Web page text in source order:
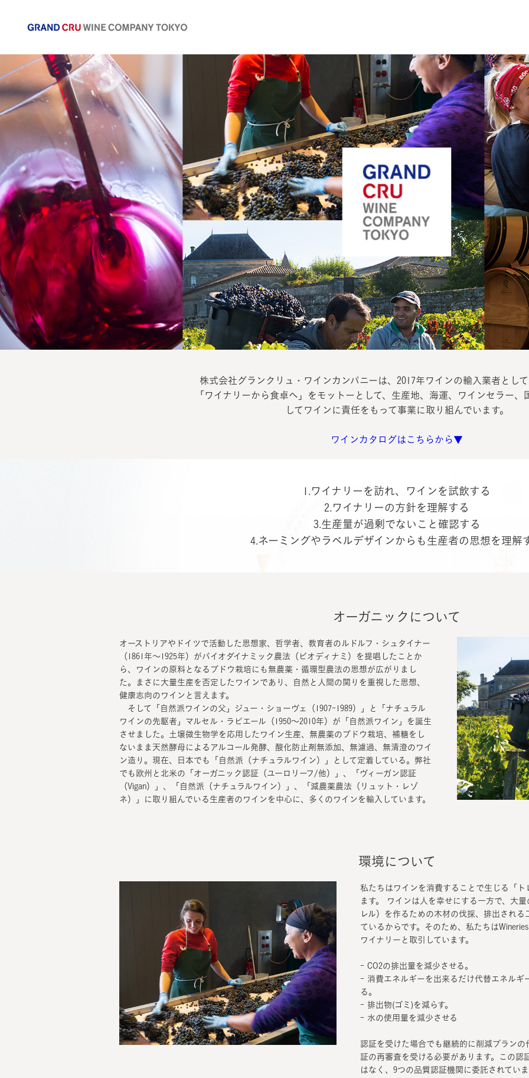
株式会社グランクリュ・ワインカンパニーは、2017年ワインの輸入業者とし
「ワイナリーから食卓へ」をモットーとして、生産地、海運、ワインセラー、
してワインに責任をもって事業に取り組んでいます。
ワインカタログはこちらから▼
1.ワイナリーを訪れ、ワインを試飲する
2.ワイナリーの方針を理解する
3.生産量が過剰でないこと確認する
4.ネーミングやラベルデザインからも生産者の思想を理解
オーガニックについて
オーストリアやドイツで活動した思想家、哲学者、教育者のルドルフ・シュタイナー
（1861年～1925年）がバイオダイナミック農法（ビオディナミ）を提唱したことか
ら、ワインの原料となるブドウ栽培にも無農薬・循環型農法の思想が広がりまし
た。まさに大量生産を否定したワインであり、自然と人間の関りを重視した思想、
健康志向のワインと言えます。
そして「自然派ワインの父」ジュー・ショーヴェ（1907-1989）」と「ナチュラル
ワインの先駆者」マルセル・ラピエール（1950～2010年）が「自然派ワイン」を誕生
させました。土壌微生物学を応用したワイン生産、無農薬のブドウ栽培、補糖をし
ないまま天然酵母によるアルコール発酵、酸化防止剤無添加、無濾過、無清澄のワイ
ン造り。現在、日本でも「自然派（ナチュラルワイン）」として定着している。弊社
でも欧州と北米の「オーガニック認証（ユーロリーフ/他）」、「ヴィーガン認証
（Vigan）」、「自然派（ナチュラルワイン）」、「減農薬農法（リュット・レゾ
ネ）」に取り組んでいる生産者のワインを中心に、多くのワインを輸入しています。
環境について
私たちはワインを消費することで生じる「
ます。 ワインは人を幸せにする一方で、大
レル）を作るための木材の伐採、排出され
ているからです。そのため、私たちは
ワイナリーと取引しています。
- CO2の排出量を減少させる。
- 消費エネルギーを出来るだけ代替エネルギ
る。
- 排出物(ゴミ)を減らす。
- 水の使用量を減少させる
認証を受けた場合でも継続的に削減プラン
証の再審査を受ける必要があります。この認
はなく、9つの品質認証機関に委託されてい